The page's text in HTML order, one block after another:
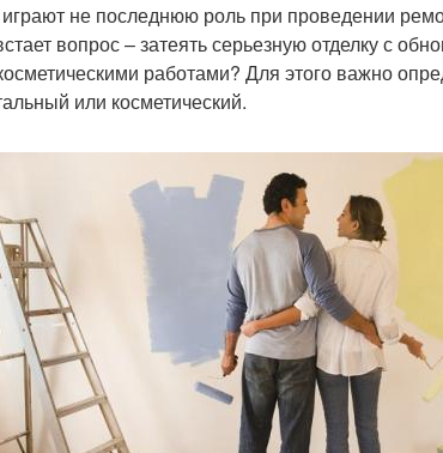
не последнюю роль при проведении
вопрос – затеять серьезную отделку с
работами? Для этого важно
или косметический.